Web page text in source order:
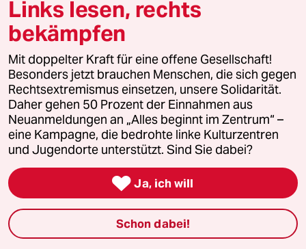
Aboservice
Downloads für Abonnierende
© 2026 taz Verlags und Vertriebs GmbH
Alle Rechte vorbehalten. Bei rechtlichen Fragen oder für Genehmigungen
wenden Sie sich bitte anlizenzen@taz.de
Feedback Redaktionsstatut Kommune-Richtlinien KI-
Leitlinie Informant Datenschutz Impressum AGB
Links lesen, rechts
bekämpfen
Mit doppelter Kraft für eine offene Gesellschaft!
Besonders jetzt brauchen Menschen, die sich gegen
Rechtsextremismus einsetzen, unsere Solidarität.
Daher gehen 50 Prozent der Einnahmen aus
Neuanmeldungen an „Alles beginnt im Zentrum“ –
eine Kampagne, die bedrohte linke Kulturzentren
und Jugendorte unterstützt. Sind Sie dabei?
 Ja, ich will
Schon dabei!